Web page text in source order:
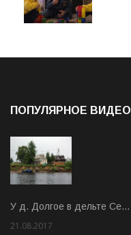
ПОПУЛЯРНОЕ ВИДЕО
У д. Долгое в дельте Се…
21.08.2017